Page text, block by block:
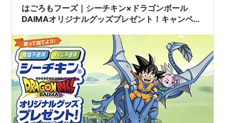
たちの食生活を守った救世主の一つが「パックご飯」で
した。 この社会的トレンドを…
はごろもフーズ｜シーチキン×ドラゴンボール
DAIMAオリジナルグッズプレゼント！キャンペー